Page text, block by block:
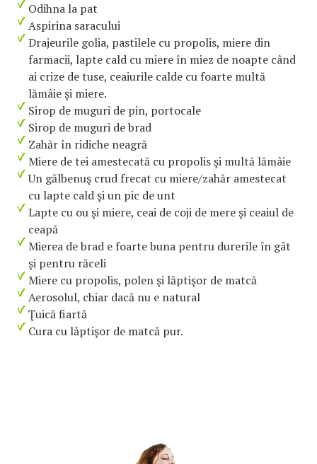
Odihna la pat
Aspirina saracului
Drajeurile golia, pastilele cu propolis, miere din
farmacii, lapte cald cu miere în miez de noapte când
ai crize de tuse, ceaiurile calde cu foarte multă
lămâie şi miere.
Sirop de muguri de pin, portocale
Sirop de muguri de brad
Zahăr în ridiche neagră
Miere de tei amestecată cu propolis şi multă lămâie
Un gălbenuş crud frecat cu miere/zahăr amestecat
cu lapte cald şi un pic de unt
Lapte cu ou şi miere, ceai de coji de mere şi ceaiul de
ceapă
Mierea de brad e foarte buna pentru durerile în gât
şi pentru răceli
Miere cu propolis, polen şi lăptişor de matcă
Aerosolul, chiar dacă nu e natural
Ţuică fiartă
Cura cu lăptişor de matcă pur.